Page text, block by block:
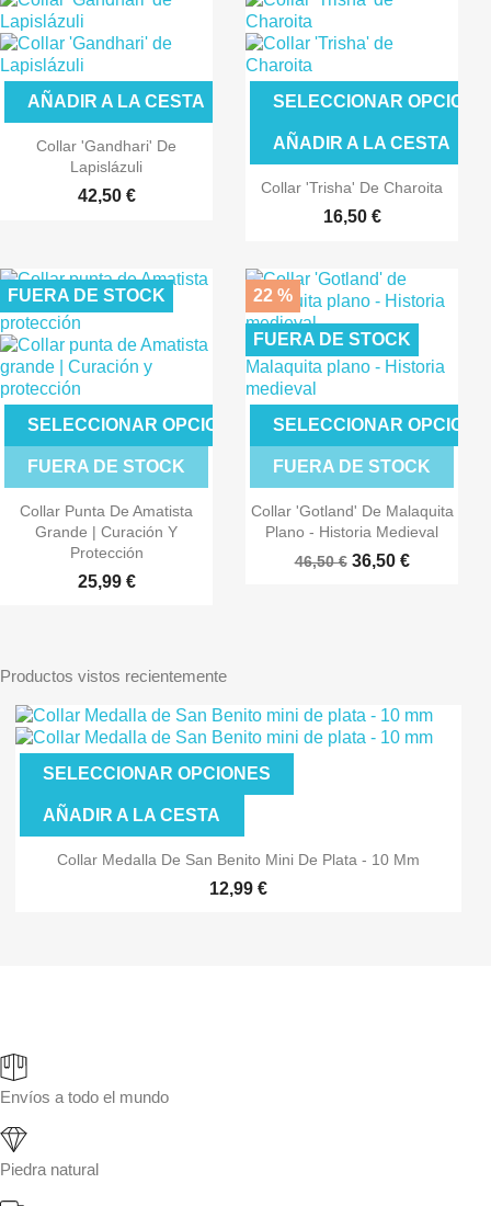
AÑADIR A LA CESTA
Collar 'Gandhari' De
Lapislázuli
42,50 €
SELECCIONAR
AÑADIR A LA CESTA
Collar 'Trisha' De Charoita
16,50 €
SELECCIONAR OPCIONES
FUERA DE STOCK
Collar Punta De Amatista
Grande | Curación Y
Protección
25,99 €
FUERA DE STOCK
SELECCIONAR
FUERA DE STOCK
Collar 'Gotland' De Malaquita
Plano - Historia Medieval
46,50 € 36,50 €
22 %
FUERA DE STOCK
Productos vistos recientemente
SELECCIONAR OPCIONES
AÑADIR A LA CESTA
Collar Medalla De San Benito Mini De Plata - 10 Mm
12,99 €
Envíos a todo el mundo
Piedra natural